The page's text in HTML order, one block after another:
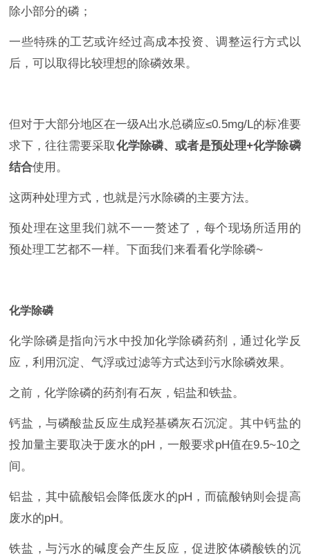
除小部分的磷；
一些特殊的工艺或许经过高成本投资、调整运行方式以
后，可以取得比较理想的除磷效果。
但对于大部分地区在一级A出水总磷应≤0.5mg/L的标准要
求下，往往需要采取化学除磷、或者是预处理+化学除磷
结合使用。
这两种处理方式，也就是污水除磷的主要方法。
预处理在这里我们就不一一赘述了，每个现场所适用的
预处理工艺都不一样。下面我们来看看化学除磷~
化学除磷
化学除磷是指向污水中投加化学除磷药剂，通过化学反
应，利用沉淀、气浮或过滤等方式达到污水除磷效果。
之前，化学除磷的药剂有石灰，铝盐和铁盐。
钙盐，与磷酸盐反应生成羟基磷灰石沉淀。其中钙盐的
投加量主要取决于废水的pH，一般要求pH值在9.5~10之
间。
铝盐，其中硫酸铝会降低废水的pH，而硫酸钠则会提高
废水的pH。
铁盐，与污水的碱度会产生反应，促进胶体磷酸铁的沉